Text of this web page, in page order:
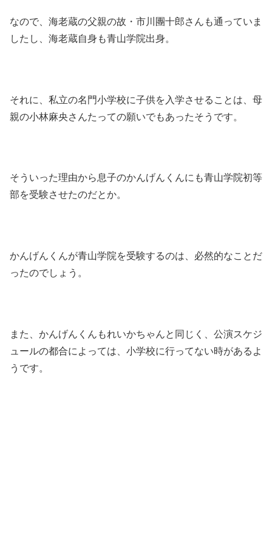
なので、海老蔵の父親の故・市川團十郎さんも通っていま
したし、海老蔵自身も青山学院出身。
それに、私立の名門小学校に子供を入学させることは、母
親の小林麻央さんたっての願いでもあったそうです。
そういった理由から息子のかんげんくんにも青山学院初等
部を受験させたのだとか。
かんげんくんが青山学院を受験するのは、必然的なことだ
ったのでしょう。
また、かんげんくんもれいかちゃんと同じく、公演スケジ
ュールの都合によっては、小学校に行ってない時があるよ
うです。